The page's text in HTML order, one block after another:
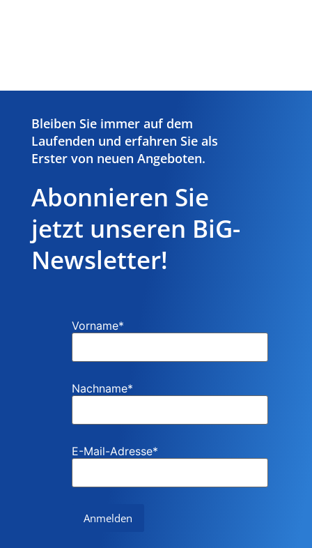
Bleiben Sie immer auf dem
Laufenden und erfahren Sie als
Erster von neuen Angeboten.
Abonnieren Sie
jetzt unseren BiG-
Newsletter!
Vorname*
Nachname*
E-Mail-Adresse*